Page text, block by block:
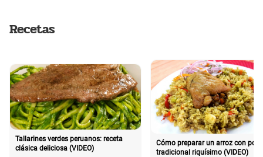
Recetas
Tallarines verdes peruanos: receta
clásica deliciosa (VIDEO)
Cómo preparar un arroz con pollo
tradicional riquísimo (VIDEO)